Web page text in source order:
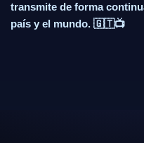
transmite de forma
país y el mundo. 🇬🇹📺